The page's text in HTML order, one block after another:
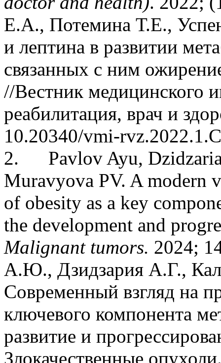
Е.А., Потемина Т.Е.,
и лептина в развитии
связанных с ним
//Вестник медицинского
реабилитация, врач и
10.20340/vmi-
2.
Pavlov Ayu,
Muravyova PV. A modern
of obesity as a key
the development and
Malignant tumors. 2024;
А.Ю., Дзидзария А.Г.,
Современный взгляд на
ключевого компонента
развитие и
Злокачественные